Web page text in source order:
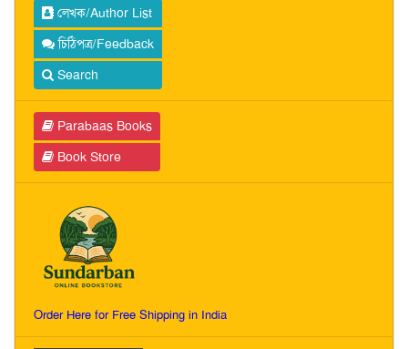
লেখক/Author List
চিঠিপত্র/Feedback
Search
Parabaas Books
Book Store
Order Here for Free Shipping in India